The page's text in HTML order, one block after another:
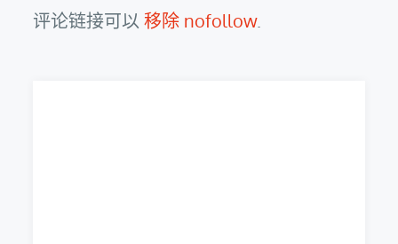
评论链接可以移除 nofollow.